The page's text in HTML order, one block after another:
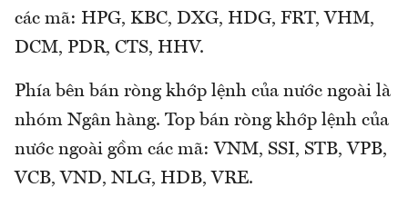
các mã: HPG, KBC, DXG, HDG, FRT, VHM,
DCM, PDR, CTS, HHV.
Phía bên bán ròng khớp lệnh của nước ngoài là
nhóm Ngân hàng. Top bán ròng khớp lệnh của
nước ngoài gồm các mã: VNM, SSI, STB, VPB,
VCB, VND, NLG, HDB, VRE.